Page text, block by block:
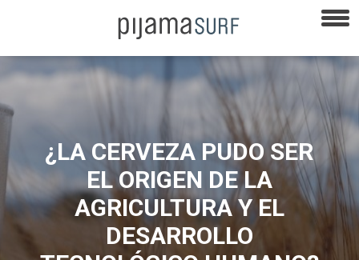
¿LA CERVEZA PUDO SER
EL ORIGEN DE LA
AGRICULTURA Y EL
DESARROLLO